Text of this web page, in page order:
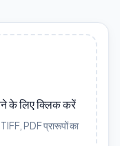
के लिए क्लिक करें
PDF प्रारूपों का